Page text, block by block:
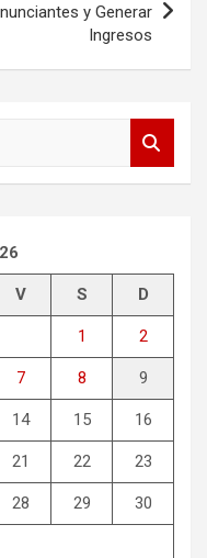
y Generar
Ingresos
V S D
1 2
7 8 9
14 15 16
21 22 23
28 29 30